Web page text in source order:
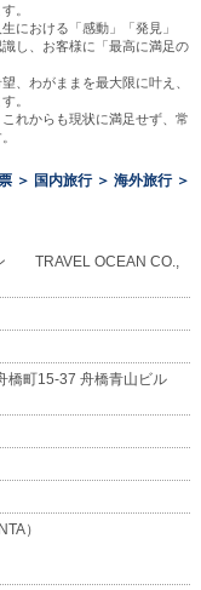
。
における「感動」「発見」
し、お客様に「最高に満足の
、わがままを最大限に叶え、
。
れからも現状に満足せず、常
＞ 国内旅行＞海外旅行＞
TRAVEL OCEAN CO.,
町15-37 舟橋青山ビル
）